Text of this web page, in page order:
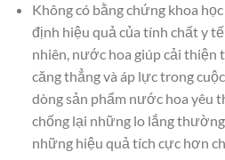
Không có bằng chứng khoa
định hiệu quả của tính chất y
nhiên, nước hoa giúp cải thiện
căng thẳng và áp lực trong
dòng sản phẩm nước hoa yêu
chống lại những lo lắng thường
những hiệu quả tích cực hơn